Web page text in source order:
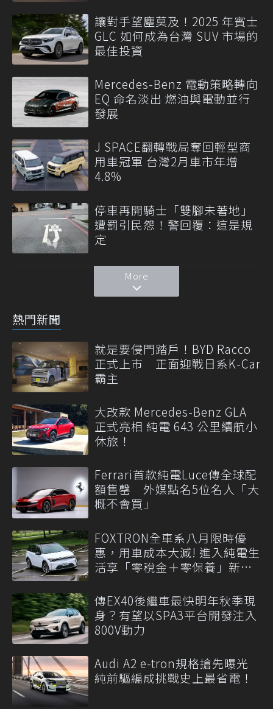
讓對手望塵莫及！2025 年賓士
GLC 如何成為台灣 SUV 市場的
最佳投資
Mercedes-Benz 電動策略轉向
EQ 命名淡出 燃油與電動並行
發展
J SPACE翻轉戰局奪回輕型商
用車冠軍 台灣2月車市年增
4.8%
停車再開騎士「雙腳未著地」
遭罰引民怨！警回覆：這是規
定
More
熱門新聞
就是要侵門踏戶！BYD Racco
正式上市 正面迎戰日系K-Car
霸主
大改款 Mercedes-Benz GLA
正式亮相 純電 643 公里續航小
休旅！
Ferrari首款純電Luce傳全球配
額售罄 外媒點名5位名人「大
概不會買」
FOXTRON全車系八月限時優
惠，用車成本大減! 進入純電生
活享「零稅金＋零保養」新時
傳EX40後繼車最快明年秋季現
身？有望以SPA3平台開發注入
800V動力
Audi A2 e-tron規格搶先曝光
純前驅編成挑戰史上最省電！